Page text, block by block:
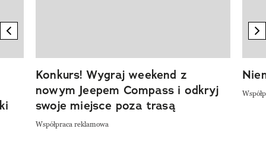
previous element
Konkurs! Wygraj weekend z
nowym Jeepem Compass i odkryj
swoje miejsce poza trasą
Współpraca reklamowa